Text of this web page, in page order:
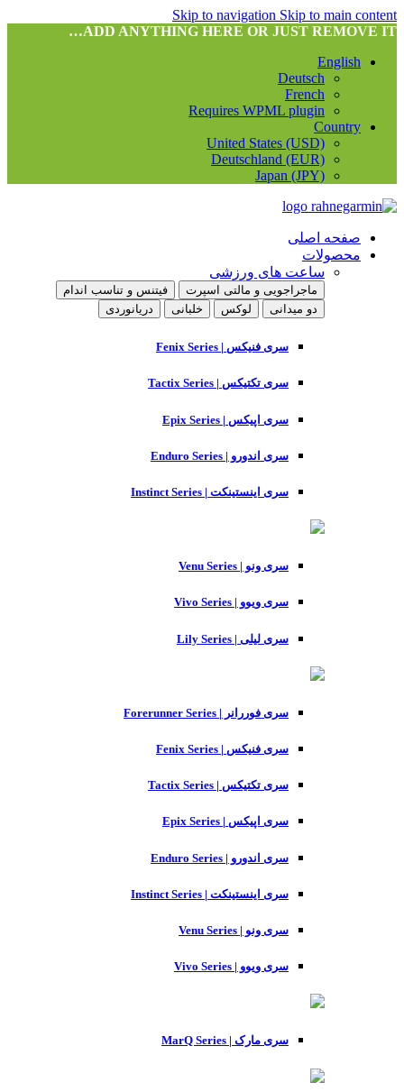
Skip to navigation Skip to main content
ADD ANYTHING HERE OR JUST REMOVE IT…
English
Deutsch
French
Requires WPML plugin
Country
United States (USD)
Deutschland (EUR)
Japan (JPY)
صفحه اصلی
محصولات
ساعت های ورزشی
ماجراجویی و مالتی اسپرت
فیتنس و تناسب اندام
دو میدانی
لوکس خلبانی دریانوردی
سری فنیکس | Fenix Series
سری تکتیکس | Tactix Series
سری اپیکس | Epix Series
سری اندورو | Enduro Series
سری اینستینکت | Instinct Series
سری ونو | Venu Series
سری ویوو | Vivo Series
سری لیلی | Lily Series
سری فوررانر | Forerunner Series
سری فنیکس | Fenix Series
سری تکتیکس | Tactix Series
سری اپیکس | Epix Series
سری اندورو | Enduro Series
سری اینستینکت | Instinct Series
سری ونو | Venu Series
سری ویوو | Vivo Series
سری مارک | MarQ Series